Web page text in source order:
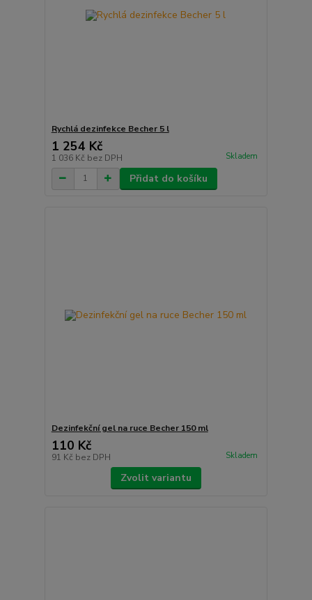
Rychlá dezinfekce Becher 5 l
1 254 Kč
1 036 Kč bez DPH Skladem
Přidat do košíku
Dezinfekční gel na ruce Becher 150 ml
110 Kč
91 Kč bez DPH Skladem
Zvolit variantu